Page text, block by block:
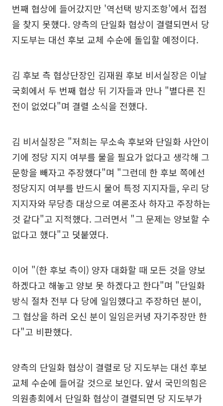
번째 협상에 들어갔지만 '역선택 방지조항'에서 접점
을 찾지 못했다. 양측의 단일화 협상이 결렬되면서 당
지도부는 대선 후보 교체 수순에 돌입할 예정이다.
김 후보 측 협상단장인 김재원 후보 비서실장은 이날
국회에서 두 번째 협상 뒤 기자들과 만나 "별다른 진
전이 없었다"며 결렬 소식을 전했다.
김 비서실장은 "저희는 무소속 후보와 단일화 사안이
기에 정당 지지 여부를 물을 필요가 없다고 생각해 그
문항을 빼자고 주장했다"며 "그런데 한 후보 쪽에선
정당지지 여부를 반드시 물어 특정 지지자들, 우리 당
지지자와 무당층 대상으로 여론조사 하자고 주장하는
것 같다"고 지적했다. 그러면서 "그 문제는 양보할 수
없다고 했다"고 덧붙였다.
이어 "(한 후보 측이) 양자 대화할 때 모든 것을 양보
하겠다고 해놓고 양보 못 하겠다고 한다"며 "단일화
방식 절차 전부 다 당에 일임했다고 주장하던 분이,
그 협상을 하러 오신 분이 일임은커녕 자기주장만 한
다"고 비판했다.
양측의 단일화 협상이 결렬로 당 지도부는 대선 후보
교체 수순에 들어갈 것으로 보인다. 앞서 국민의힘은
의원총회에서 단일화 협상이 결렬되면 당 지도부가